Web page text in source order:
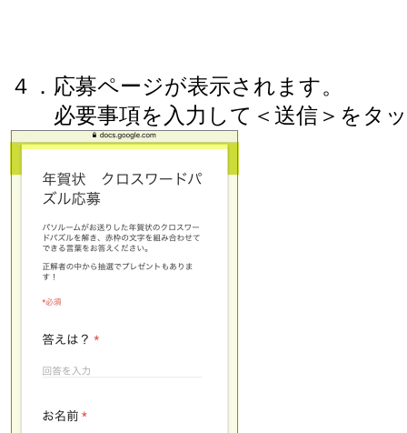
４．応募ページが表示されます。
必要事項を入力して＜送信＞をタ